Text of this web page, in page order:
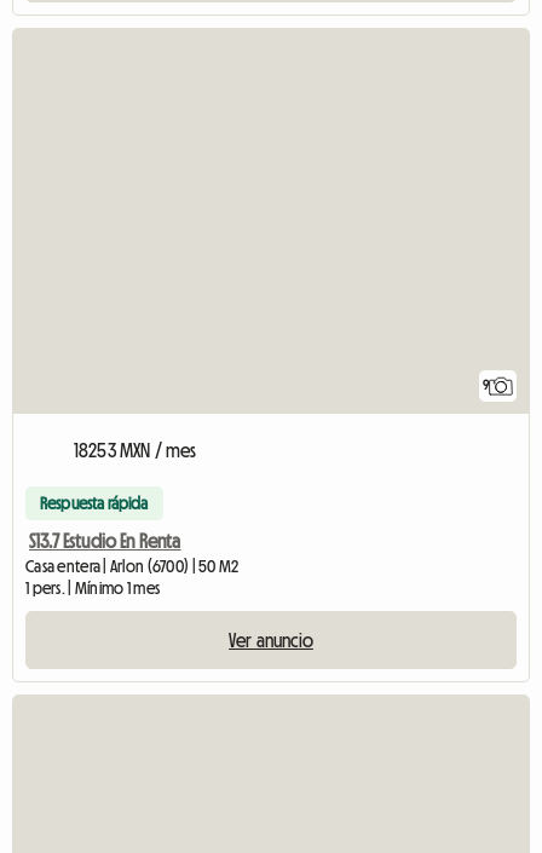
9
18253 MXN / mes
Respuesta rápida
S13.7 Estudio En Renta
Casa entera | Arlon (6700) | 50 M2
1 pers. | Mínimo 1 mes
Ver anuncio